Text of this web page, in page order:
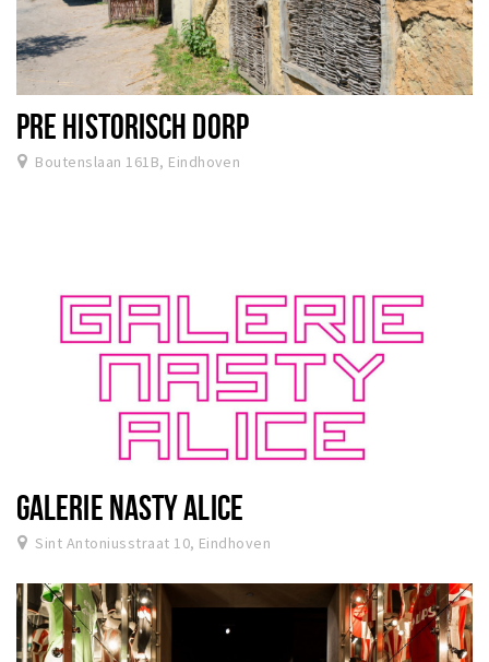
PRE HISTORISCH DORP
Boutenslaan 161B, Eindhoven
GALERIE NASTY ALICE
Sint Antoniusstraat 10, Eindhoven